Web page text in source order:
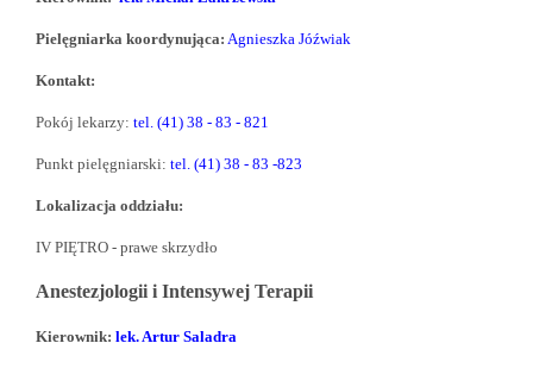
Pielęgniarka koordynująca: Agnieszka Jóźwiak
Kontakt:
Pokój lekarzy: tel. (41) 38 - 83 - 821
Punkt pielęgniarski: tel. (41) 38 - 83 -823
Lokalizacja oddziału:
IV PIĘTRO - prawe skrzydło
Anestezjologii i Intensywej Terapii
Kierownik: lek. Artur Saladra